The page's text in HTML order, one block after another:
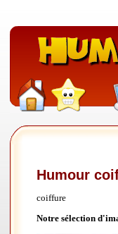
Humour
coiffure
Notre sélection